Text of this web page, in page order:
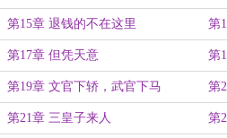
第15章 退钱的不在这里 第
第17章 但凭天意 第
第19章 文官下轿，武官下马 第
第21章 三皇子来人 第